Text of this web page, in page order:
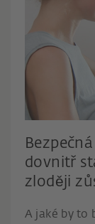
dovnitř
zloději
A jaké by to